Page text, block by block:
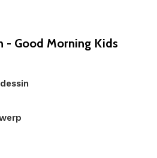
- Good Morning Kids